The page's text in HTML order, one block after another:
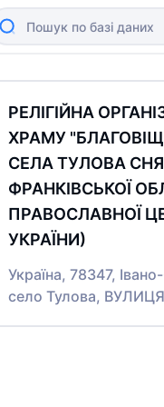
РЕЛІГІЙНА
ХРАМУ
СЕЛА ТУЛОВА
ФРАНКІВСЬКОЇ
ПРАВОСЛАВНОЇ
УКРАЇНИ)
Україна, 78347,
село Тулова,